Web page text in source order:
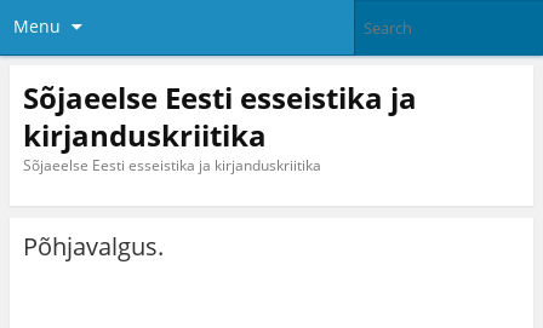
Menu
Sõjaeelse Eesti esseistika ja
kirjanduskriitika
Sõjaeelse Eesti esseistika ja kirjanduskriitika
Põhjavalgus.